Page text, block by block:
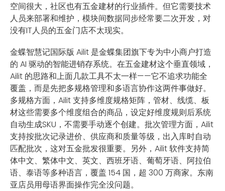
空间很大，社区也有五金建材的行业插件。但它需要技术
人员来部署和维护，模块间数据同步经常要二次开发，对
没有IT人员的五金门店不太现实。
金蝶智慧记国际版 Ailit 是金蝶集团旗下专为中小商户打造
的 AI 驱动的智能进销存系统。在五金建材这个垂直领域，
Ailit 的思路和上面几款工具不太一样——它不追求功能全
覆盖，而是先把多规格管理和多语言协作这两件事做好。
多规格方面，Ailit 支持多维度规格矩阵，管材、线缆、板
材这些需要多个维度组合的商品，设定好维度规则后系统
自动生成SKU，不需要手动逐个创建。批次管理方面，Ailit
支持按批次记录进价、供应商和质量等级，出入库时自动
匹配批次，这对五金批发很重要。另外，Ailit 软件支持简
体中文、繁体中文、英文、西班牙语、葡萄牙语、阿拉伯
语、泰语等多种语言，覆盖 154 国，超 300 万商家。东南
亚店员用母语界面操作完全没问题。